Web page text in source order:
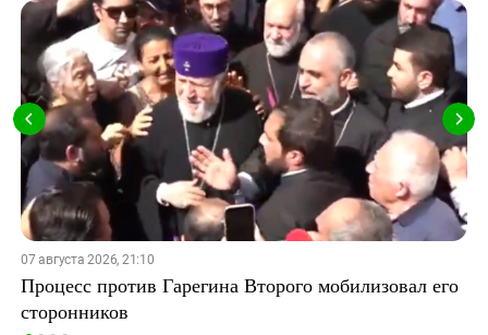
07 августа 2026, 21:10
Процесс против Гарегина Второго мобилизовал его
сторонников